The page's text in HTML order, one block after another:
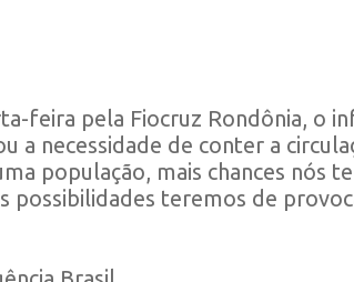
feira pela Fiocruz Rondônia, o
a necessidade de conter a
população, mais chances nós
possibilidades teremos de